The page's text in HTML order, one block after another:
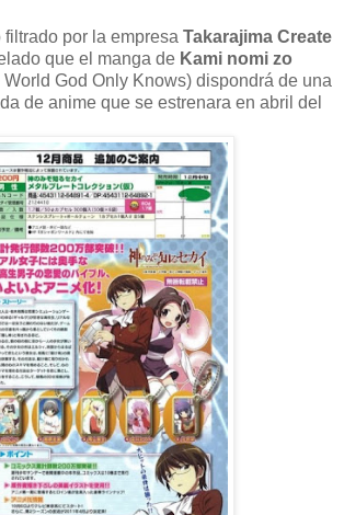
por la empresa Takarajima Create
que el manga de Kami nomi zo
World God Only Knows) dispondrá de una
de anime que se estrenara en abril del